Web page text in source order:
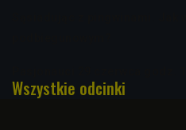
Wszystkie odcinki